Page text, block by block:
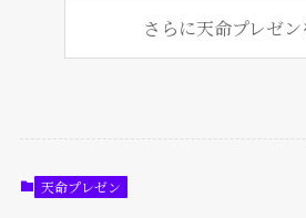
さらに天命プレゼン
天命プレゼン